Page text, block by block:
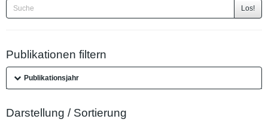
Los!
Publikationen filtern
Publikationsjahr
Darstellung / Sortierung